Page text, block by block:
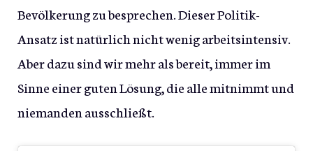
Bevölkerung zu besprechen. Dieser Politik-
Ansatz ist natürlich nicht wenig arbeitsintensiv.
Aber dazu sind wir mehr als bereit, immer im
Sinne einer guten Lösung, die alle mitnimmt und
niemanden ausschließt.